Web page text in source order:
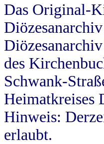
Das Original-
des
Schwank-
Heimatkreises
Hinweis:
erlaubt.